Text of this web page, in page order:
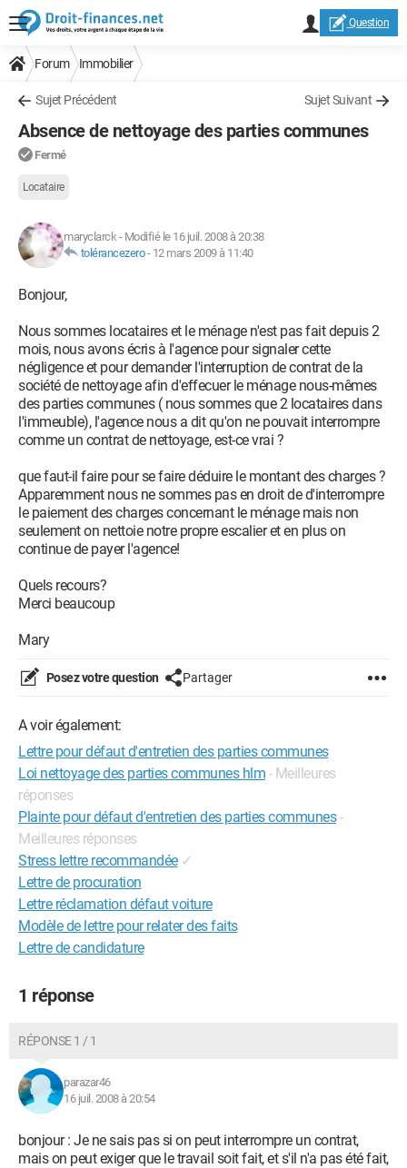
Question
Forum Immobilier
Sujet Précédent Sujet Suivant
Absence de nettoyage des parties communes
Fermé
Locataire
maryclarck- Modifié le 16 juil. 2008 à 20:38
tolérancezero- 12 mars 2009 à 11:40
Bonjour,
Nous sommes locataires et le ménage n'est pas fait depuis 2
mois, nous avons écris à l'agence pour signaler cette
négligence et pour demander l'interruption de contrat de la
société de nettoyage afin d'effecuer le ménage nous-mêmes
des parties communes ( nous sommes que 2 locataires dans
l'immeuble), l'agence nous a dit qu'on ne pouvait interrompre
comme un contrat de nettoyage, est-ce vrai ?
que faut-il faire pour se faire déduire le montant des charges ?
Apparemment nous ne sommes pas en droit de d'interrompre
le paiement des charges concernant le ménage mais non
seulement on nettoie notre propre escalier et en plus on
continue de payer l'agence!
Quels recours?
Merci beaucoup
Mary
Posez votre question Partager
A voir également:
Lettre pour défaut d'entretien des parties communes
Loi nettoyage des parties communes hlm - Meilleures
réponses
Plainte pour défaut d'entretien des parties communes -
Meilleures réponses
Stress lettre recommandée ✓
Lettre de procuration
Lettre réclamation défaut voiture
Modèle de lettre pour relater des faits
Lettre de candidature
1 réponse
RÉPONSE 1 / 1
parazar46
16 juil. 2008 à 20:54
bonjour : Je ne sais pas si on peut interrompre un contrat,
mais on peut exiger que le travail soit fait, et s'il n'a pas été fait,